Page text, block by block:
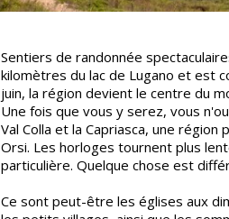
Sentiers de randonnée
kilomètres du lac de Lugano et est
juin, la région devient le centre du
Une fois que vous y serez, vous
Val Colla et la Capriasca, une
Orsi. Les horloges tournent plus
particulière. Quelque chose est
Ce sont peut-être les églises aux